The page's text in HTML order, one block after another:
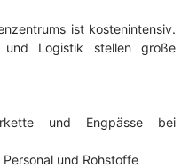
ist kostenintensiv.
und Logistik stellen große
und Engpässe bei
und Rohstoffe